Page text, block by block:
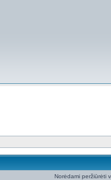
Norėdami peržiūrėti